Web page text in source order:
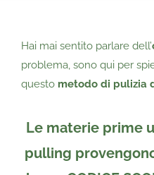
Hai mai sentito parlare dell’
problema, sono qui per
questo metodo di pulizia
Le materie prime
pulling